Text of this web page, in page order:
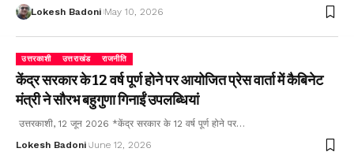
Lokesh Badoni May 10, 2026
उत्तरकाशी उत्तराखंड राजनीति
केंद्र सरकार के 12 वर्ष पूर्ण होने पर आयोजित प्रेस वार्ता में कैबिनेट
मंत्री ने सौरभ बहुगुणा गिनाईं उपलब्धियां
उत्तरकाशी, 12 जून 2026 *केंद्र सरकार के 12 वर्ष पूर्ण होने पर…
Lokesh Badoni June 12, 2026